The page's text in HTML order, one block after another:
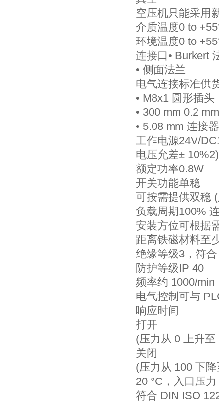
空压机只能采用
介质温度0 to
环境温度0 to
连接口• Burkert
• 侧面法兰
电气连接标准供
• M8x1 圆形插头
• 300 mm 0.2
• 5.08 mm 连接器
工作电源24V/
电压允差± 10%2)
额定功率0.8W
开关功能单稳
可按需提供双稳
负载周期100%
安装方位可根据
距离铁磁材料至
绝缘等级3，符
防护等级IP 40
频率约 1000/min
电气控制可与
响应时间
打开
(压力从 0 上升至
关闭
(压力从 100 下
20 °C，入口压
符合 DIN ISO